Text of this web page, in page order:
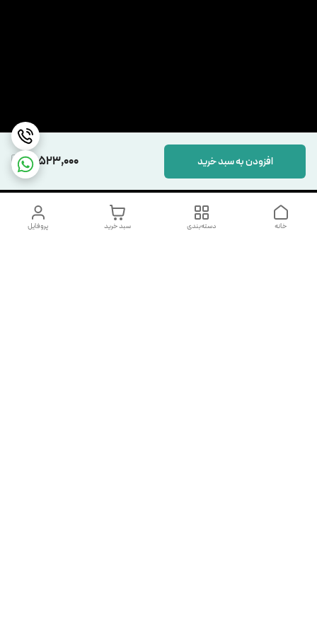
17,523,000 افزودن به سبد خرید
پروفایل سبد خرید دسته‌بندی خانه